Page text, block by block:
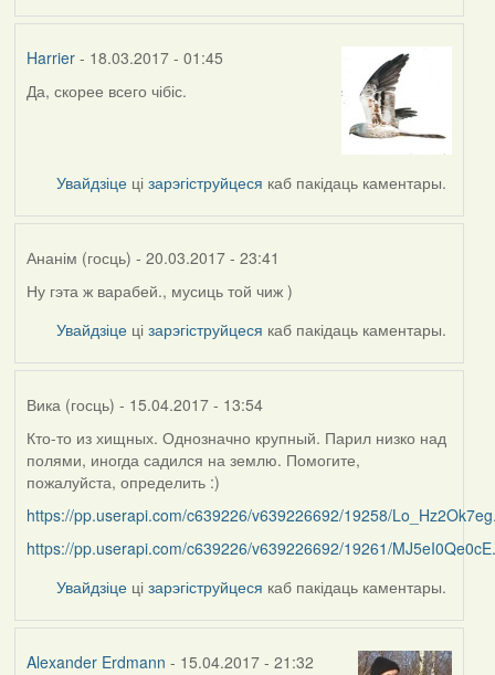
by
(госць)
Harrier- 18.03.2017 - 01:45
In
Cs137
Да, скорее всего чібіс.
Увайдзіце цізарэгіструйцеся каб пакідаць каментары.
Ананім (госць) - 20.03.2017 - 23:41
Ну гэта ж варабей., мусиць той чиж )
Увайдзіце цізарэгіструйцеся каб пакідаць каментары.
Вика (госць) - 15.04.2017 - 13:54
Кто-то из хищных. Однозначно крупный. Парил низко над
полями, иногда садился на землю. Помогите,
пожалуйста, определить :)
https://pp.userapi.com/c639226/v639226692/19258/
https://pp.userapi.com/c639226/v639226692/19261/
Увайдзіце цізарэгіструйцеся каб пакідаць каментары.
Alexander Erdmann - 15.04.2017 - 21:32